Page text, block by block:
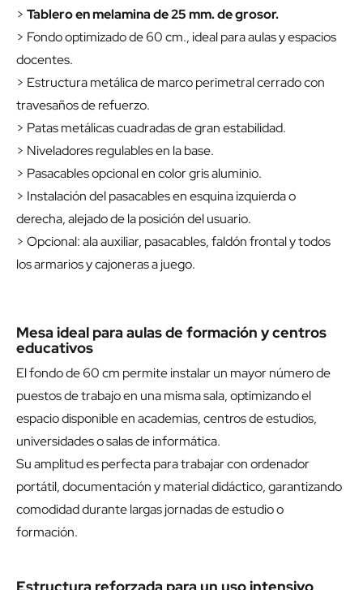
> Tablero en melamina de 25 mm. de grosor.
> Fondo optimizado de 60 cm., ideal para aulas y espacios
docentes.
> Estructura metálica de marco perimetral cerrado con
travesaños de refuerzo.
> Patas metálicas cuadradas de gran estabilidad.
> Niveladores regulables en la base.
> Pasacables opcional en color gris aluminio.
> Instalación del pasacables en esquina izquierda o
derecha, alejado de la posición del usuario.
> Opcional: ala auxiliar, pasacables, faldón frontal y todos
los armarios y cajoneras a juego.
Mesa ideal para aulas de formación y centros
educativos
El fondo de 60 cm permite instalar un mayor número de
puestos de trabajo en una misma sala, optimizando el
espacio disponible en academias, centros de estudios,
universidades o salas de informática.
Su amplitud es perfecta para trabajar con ordenador
portátil, documentación y material didáctico, garantizando
comodidad durante largas jornadas de estudio o
formación.